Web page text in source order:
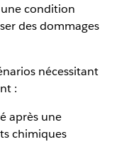
condition
des dommages
nécessitant
:
après une
chimiques